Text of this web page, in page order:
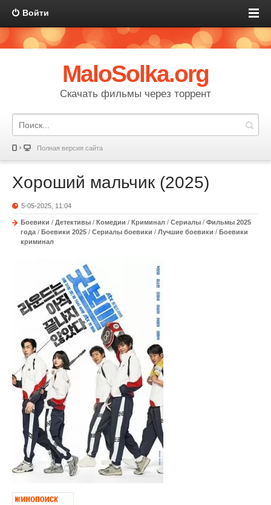
Войти
MaloSolka.org
Скачать фильмы через торрент
Полная версия сайта
Хороший мальчик (2025)
5-05-2025, 11:04
Боевики / Детективы / Комедии / Криминал / Сериалы / Фильмы 2025
года / Боевики 2025 / Сериалы боевики / Лучшие боевики / Боевики
криминал